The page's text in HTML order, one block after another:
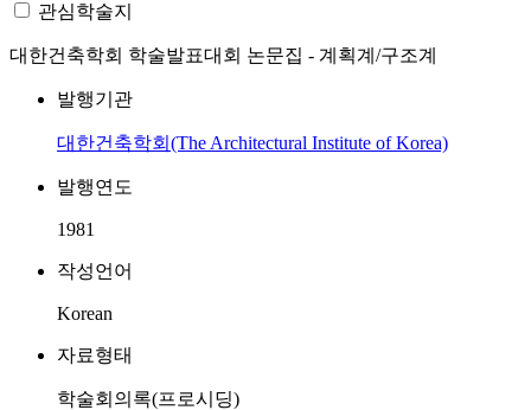
관심학술지
대한건축학회 학술발표대회 논문집 - 계획계/구조계
발행기관
대한건축학회(The Architectural Institute of Korea)
발행연도
1981
작성언어
Korean
자료형태
학술회의록(프로시딩)